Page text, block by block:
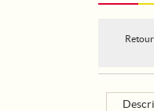
Retour